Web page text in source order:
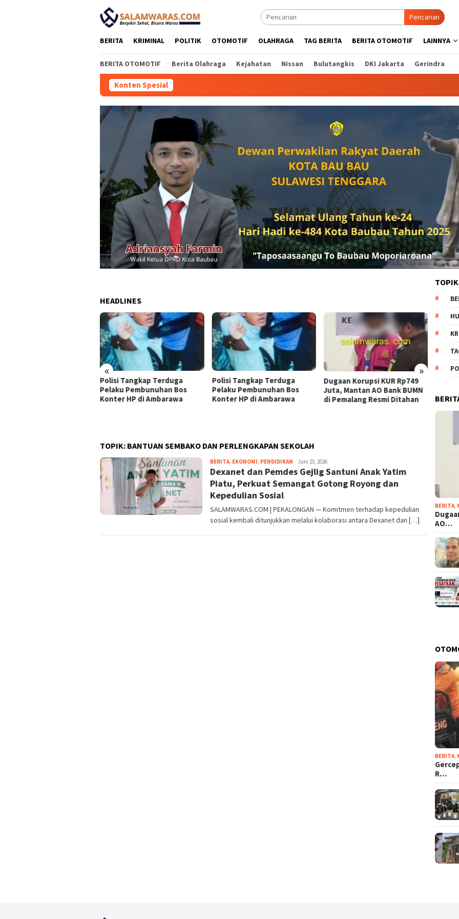
Pencarian
BERITA KRIMINAL POLITIK OTOMOTIF OLAHRAGA TAG BERITA BERITA OTOMOTIF LAINNYA
BERITA OTOMOTIF Berita Olahraga Kejahatan Nissan Bulutangkis DKI Jakarta Gerindra
Konten Spesial
HEADLINES
« »
Polisi Tangkap Terduga
Pelaku Pembunuhan Bos
Konter HP di Ambarawa
Dugaan Korupsi KUR Rp749
Juta, Mantan AO Bank BUMN
di Pemalang Resmi Ditahan
Pantang Menyerah: Dr. Amrin
Batubara Terus Berjuang
demi Hak 23 Korban
TOPIK: BANTUAN SEMBAKO DAN PERLENGKAPAN SEKOLAH
BERITA, EKONOMI, PENDIDIKAN Jambul
Juni 25, 2026
Dexanet dan Pemdes Gejlig Santuni Anak Yatim
Piatu, Perkuat Semangat Gotong Royong dan
Kepedulian Sosial
SALAMWARAS.COM | PEKALONGAN — Komitmen terhadap kepedulian
sosial kembali ditunjukkan melalui kolaborasi antara Dexanet dan […]
BERITA
AO…
BERITA
R…